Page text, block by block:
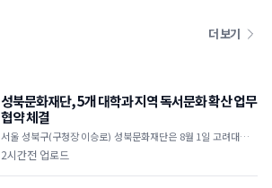
더 보기
성북문화재단, 5개 대학과 지역 독서문화 확산 업무
협약 체결
서울 성북구(구청장 이승로) 성북문화재단은 8월 1일 고려대학교
(총장 김동원), 국민대학교(총장 정승렬), 동덕여자대학교(총장
2시간전 업로드